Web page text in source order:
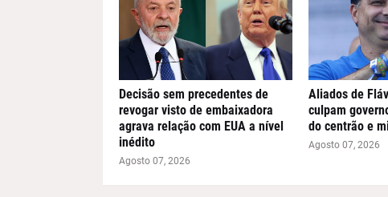
Decisão sem precedentes de
revogar visto de embaixadora
agrava relação com EUA a nível
inédito
Agosto 07, 2026
Aliados de
culpam
do centrão e
Agosto 07, 2026